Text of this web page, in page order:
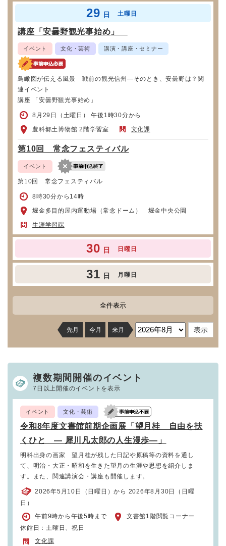
29 日 土曜日
講座「安曇野観光事始め」
イベント 文化・芸術 講演・講座・セミナー
鳥瞰図が伝える風景 戦前の観光信州―そのとき、安曇野は？関
連イベント
講座 「安曇野観光事始め」
8月29日（土曜日） 午後1時30分から
豊科郷土博物館 2階学習室
文化課
第10回 常念フェスティバル
イベント
第10回 常念フェスティバル
8時30分から14時
堀金多目的屋内運動場（常念ドーム） 堀金中央公園
生涯学習課
30 日 日曜日
31 日 月曜日
全件表示
先月 今月 来月
複数期間開催のイベント
7日以上開催のイベントを表示
イベント 文化・芸術
令和8年度文書館前期企画展「望月桂 自由を扶
くひと ― 犀川凡太郎の人生漫歩―」
明科出身の画家 望月桂が残した日記や原稿等の資料を通し
て、明治・大正・昭和を生きた望月の生涯や思想を紹介しま
す。また、関連講演会・講座も開催します。
2026年5月10日（日曜日）から 2026年8月30日（日曜
日）
午前9時から午後5時まで
休館日：土曜日、祝日
文書館1階閲覧コーナー
文化課